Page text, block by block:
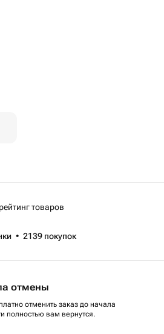
рейтинг товаров
• 2139 покупок
отмены
отменить заказ до начала
полностью вам вернутся.